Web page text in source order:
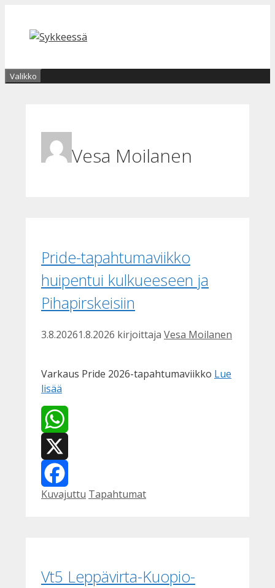
sisältöön
Valikko
Vesa Moilanen
Pride-tapahtumaviikko
huipentui kulkueeseen ja
Pihapirskeisiin
3.8.20261.8.2026 kirjoittaja Vesa Moilanen
Varkaus Pride 2026-tapahtumaviikko Lue
lisää
WhatsApp
X
Facebook
Kategoriat
Kuvajuttu Avainsanat
Tapahtumat
Vt5 Leppävirta-Kuopio-